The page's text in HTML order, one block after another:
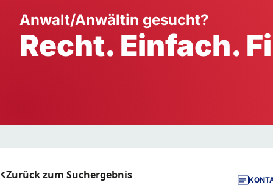
Ausbildung
Handwerk
Dienstleistung
Anwalt/Anwältin gesucht?
Recht. Einfach.
Zurück zum Suchergebnis